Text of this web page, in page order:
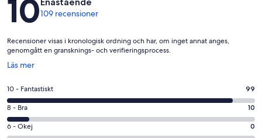
10109 recensioner
Recensioner visas i kronologisk ordning och har, om inget annat anges,
genomgått en gransknings- och verifieringsprocess.
Läs mer
Öppnas
ett
nytt
fönster
10
-
Fantastiskt
i
10 - Fantastiskt 99
8
-
Bra
8 - Bra 10
6
6 - Okej 0